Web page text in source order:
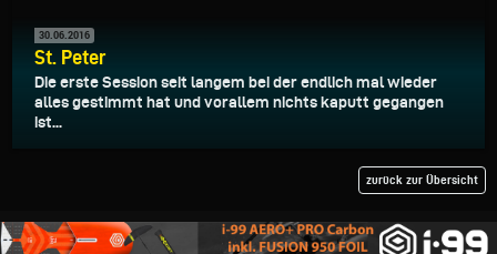
30.06.2016
St. Peter
Die erste Session seit langem bei der endlich mal wieder
alles gestimmt hat und vorallem nichts kaputt gegangen
ist...
zurück zur Übersicht